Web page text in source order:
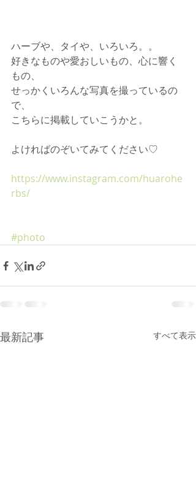
ハーブや、タイや、いろいろ。。
好きなものや愛おしいもの、心に響く
もの、
せっかくいろんな写真を撮っているの
で、
こちらに掲載していこうかと。
よければのぞいてみてください♡
https://www.instagram.com/huarohe
rbs/
#photo
最新記事 すべて表示